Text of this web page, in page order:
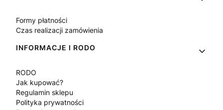
Formy płatności
Czas realizacji zamówienia
INFORMACJE I RODO
RODO
Jak kupować?
Regulamin sklepu
Polityka prywatności